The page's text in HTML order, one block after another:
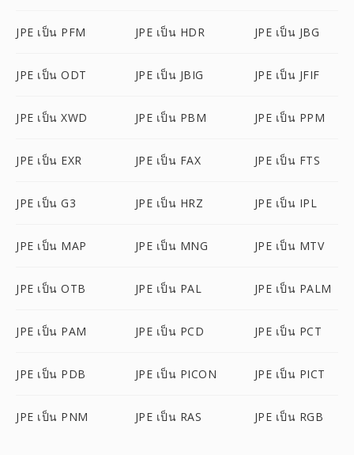
JPE เป็น PFM JPE เป็น HDR JPE เป็น JBG
JPE เป็น ODT JPE เป็น JBIG JPE เป็น JFIF
JPE เป็น XWD JPE เป็น PBM JPE เป็น PPM
JPE เป็น EXR JPE เป็น FAX JPE เป็น FTS
JPE เป็น G3 JPE เป็น HRZ JPE เป็น IPL
JPE เป็น MAP JPE เป็น MNG JPE เป็น MTV
JPE เป็น OTB JPE เป็น PAL JPE เป็น PALM
JPE เป็น PAM JPE เป็น PCD JPE เป็น PCT
JPE เป็น PDB JPE เป็น PICON JPE เป็น PICT
JPE เป็น PNM JPE เป็น RAS JPE เป็น RGB